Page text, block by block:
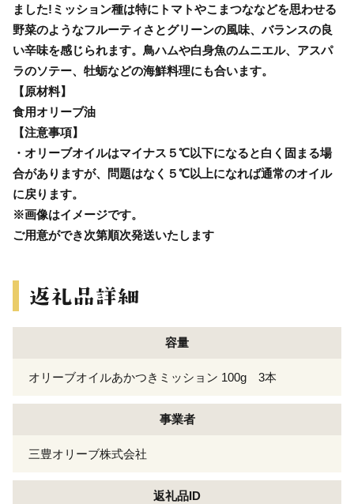
ました!ミッション種は特にトマトやこまつななどを思わせる
野菜のようなフルーティさとグリーンの風味、バランスの良
い辛味を感じられます。鳥ハムや白身魚のムニエル、アスパ
ラのソテー、牡蛎などの海鮮料理にも合います。
【原材料】
食用オリーブ油
【注意事項】
・オリーブオイルはマイナス５℃以下になると白く固まる場
合がありますが、問題はなく５℃以上になれば通常のオイル
に戻ります。
※画像はイメージです。
ご用意ができ次第順次発送いたします
容量
オリーブオイルあかつきミッション 100g 3本
事業者
三豊オリーブ株式会社
返礼品ID